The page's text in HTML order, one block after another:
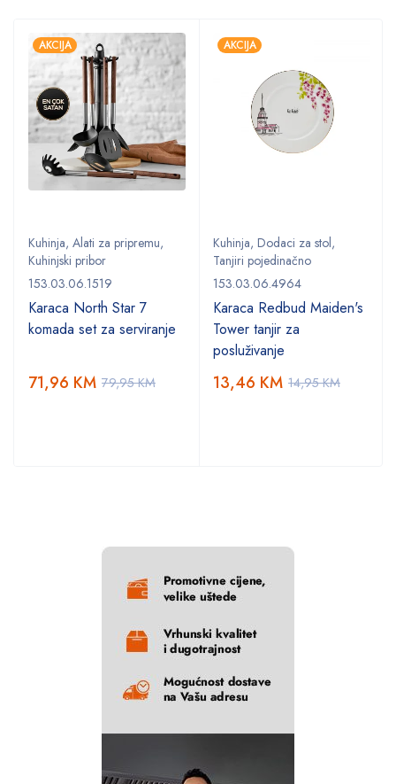
AKCIJA
Kuhinja, Alati za pripremu,
Kuhinjski pribor
153.03.06.1519
Karaca North Star 7
komada set za serviranje
79,95KM
71,96 KM
AKCIJA
Kuhinja, Dodaci za stol,
Tanjiri pojedinačno
153.03.06.4964
Karaca Redbud Maiden's
Tower tanjir za
posluživanje
14,95KM
13,46 KM